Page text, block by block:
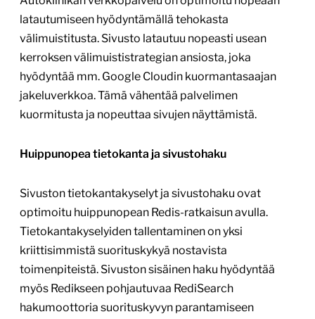
latautumiseen hyödyntämällä tehokasta
välimuistitusta. Sivusto latautuu nopeasti usean
kerroksen välimuististrategian ansiosta, joka
hyödyntää mm. Google Cloudin kuormantasaajan
jakeluverkkoa. Tämä vähentää palvelimen
kuormitusta ja nopeuttaa sivujen näyttämistä.
Huippunopea tietokanta ja sivustohaku
Sivuston tietokantakyselyt ja sivustohaku ovat
optimoitu huippunopean Redis-ratkaisun avulla.
Tietokantakyselyiden tallentaminen on yksi
kriittisimmistä suorituskykyä nostavista
toimenpiteistä. Sivuston sisäinen haku hyödyntää
myös Redikseen pohjautuvaa RediSearch
hakumoottoria suorituskyvyn parantamiseen